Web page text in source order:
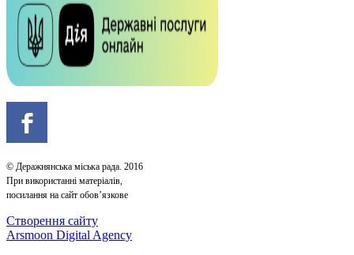
© Деражнянська міська рада. 2016
При використанні матеріалів,
посилання на сайт обов’язкове
Створення сайту
Arsmoon Digital Agency